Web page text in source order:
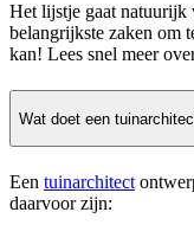
Het lijstje gaat natuurijk
belangrijkste zaken om
kan! Lees snel meer
Wat doet een
Een tuinarchitect
daarvoor zijn: